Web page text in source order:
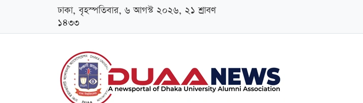
ঢাকা, বৃহস্পতিবার, ৬ আগস্ট ২০২৬, ২১ শ্রাবণ
১৪৩৩